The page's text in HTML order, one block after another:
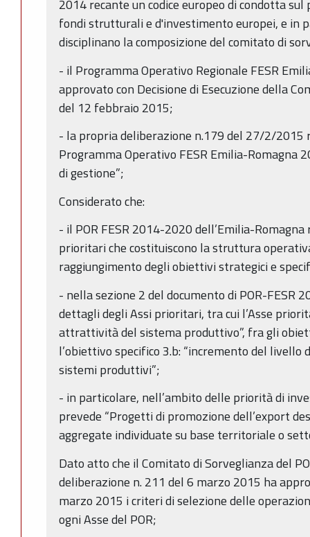
2014 recante un codice europeo di condotta
fondi strutturali e d'investimento europei, e in
disciplinano la composizione del comitato di
- il Programma Operativo Regionale FESR
approvato con Decisione di Esecuzione della
del 12 febbraio 2015;
- la propria deliberazione n.179 del 27/2/2015
Programma Operativo FESR Emilia-Romagna
di gestione”;
Considerato che:
- il POR FESR 2014-2020 dell’Emilia-
prioritari che costituiscono la struttura
raggiungimento degli obiettivi strategici e
- nella sezione 2 del documento di POR-FESR
dettagli degli Assi prioritari, tra cui l’Asse
attrattività del sistema produttivo”, fra gli
l’obiettivo specifico 3.b: “incremento del
sistemi produttivi”;
- in particolare, nell’ambito delle priorità di
prevede “Progetti di promozione dell’export
aggregate individuate su base territoriale o
Dato atto che il Comitato di Sorveglianza del
deliberazione n. 211 del 6 marzo 2015 ha
marzo 2015 i criteri di selezione delle
ogni Asse del POR;